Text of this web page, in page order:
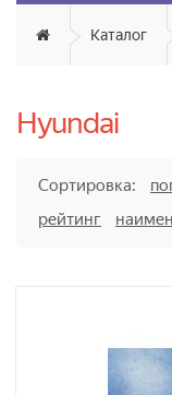
Каталог
Hyundai
Сортировка:
рейтинг